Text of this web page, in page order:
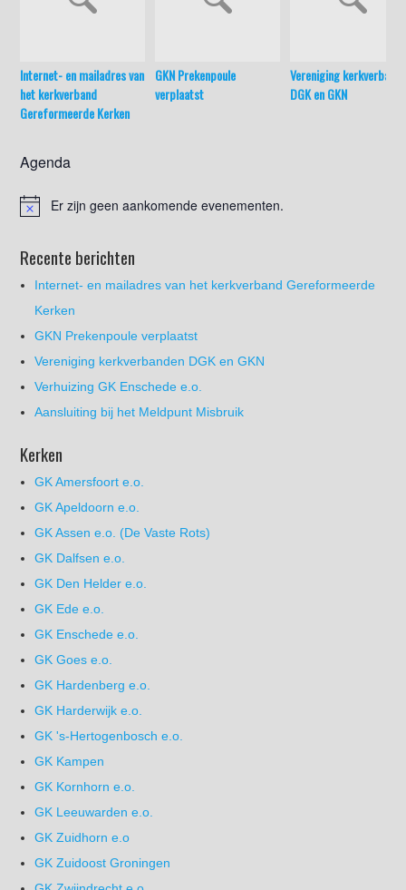
Internet- en mailadres van
het kerkverband
Gereformeerde Kerken
GKN Prekenpoule
verplaatst
Vereniging
DGK en GKN
Agenda
Er zijn geen aankomende evenementen.
Recente berichten
Internet- en mailadres van het kerkverband Gereformeerde
Kerken
GKN Prekenpoule verplaatst
Vereniging kerkverbanden DGK en GKN
Verhuizing GK Enschede e.o.
Aansluiting bij het Meldpunt Misbruik
Kerken
GK Amersfoort e.o.
GK Apeldoorn e.o.
GK Assen e.o. (De Vaste Rots)
GK Dalfsen e.o.
GK Den Helder e.o.
GK Ede e.o.
GK Enschede e.o.
GK Goes e.o.
GK Hardenberg e.o.
GK Harderwijk e.o.
GK 's-Hertogenbosch e.o.
GK Kampen
GK Kornhorn e.o.
GK Leeuwarden e.o.
GK Zuidhorn e.o
GK Zuidoost Groningen